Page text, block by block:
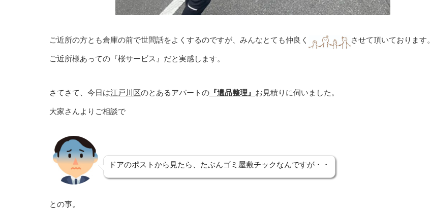
ご近所の方とも倉庫の前で世間話をよくするのですが、みんなとても仲良く させて頂いております。
ご近所様あっての『桜サービス』だと実感します。
さてさて、今日は江戸川区のとあるアパートの 『遺品整理』 お見積りに伺いました。
大家さんよりご相談で
ドアのポストから見たら、たぶんゴミ屋敷チックなんですが・・
との事。